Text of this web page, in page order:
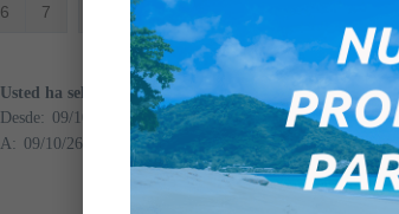
6 7 9
Usted ha seleccionado
Desde:
A: